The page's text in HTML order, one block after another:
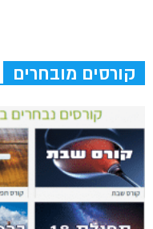
קורסים מובחרים